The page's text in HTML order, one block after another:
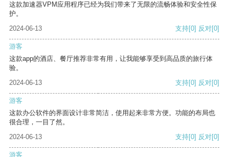
这款加速器VPM应用程序已经为我们带来了无限的流畅体验和安全性保
护。
2024-06-13
支持[0] 反对[0]
游客
这款app的酒店、餐厅推荐非常有用，让我能够享受到高品质的旅行体
验。
2024-06-13
支持[0] 反对[0]
游客
这款办公软件的界面设计非常简洁，使用起来非常方便。功能的布局也
很合理，一目了然。
2024-06-13
支持[0] 反对[0]
游客